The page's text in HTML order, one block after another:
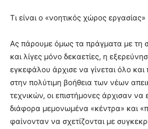
Τι είναι ο «νοητικός χώρος εργασίας»
Ας πάρουμε όμως τα πράγματα με τη
και λίγες μόνο δεκαετίες, η
εγκεφάλου άρχισε να γίνεται όλο και
στην πολύτιμη βοήθεια των νέων
τεχνικών, οι επιστήμονες άρχισαν να
διάφορα μεμονωμένα «κέντρα» και
φαίνονταν να σχετίζονται με